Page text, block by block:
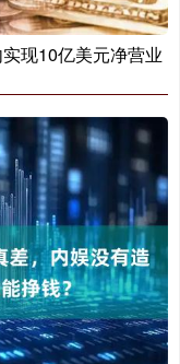
现10亿美元净营业